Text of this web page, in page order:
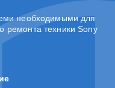
необходимыми для
ремонта техники Sony